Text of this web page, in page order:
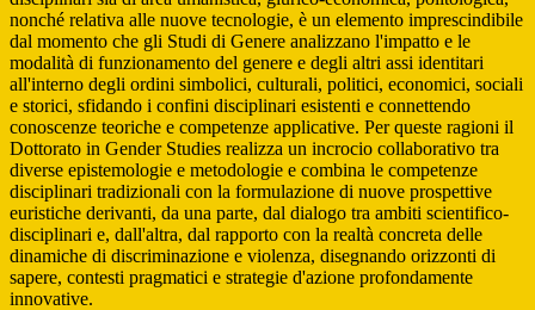
nonché relativa alle nuove tecnologie, è un elemento imprescindibile
dal momento che gli Studi di Genere analizzano l'impatto e le
modalità di funzionamento del genere e degli altri assi identitari
all'interno degli ordini simbolici, culturali, politici, economici, sociali
e storici, sfidando i confini disciplinari esistenti e connettendo
conoscenze teoriche e competenze applicative. Per queste ragioni il
Dottorato in Gender Studies realizza un incrocio collaborativo tra
diverse epistemologie e metodologie e combina le competenze
disciplinari tradizionali con la formulazione di nuove prospettive
euristiche derivanti, da una parte, dal dialogo tra ambiti scientifico-
disciplinari e, dall'altra, dal rapporto con la realtà concreta delle
dinamiche di discriminazione e violenza, disegnando orizzonti di
sapere, contesti pragmatici e strategie d'azione profondamente
innovative.